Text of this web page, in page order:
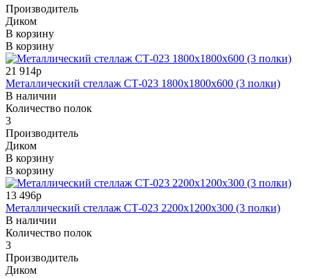
Производитель
Диком
В корзину
В корзину
21 914р
Металлический стеллаж СТ-023 1800x1800x600 (3 полки)
В наличии
Количество полок
3
Производитель
Диком
В корзину
В корзину
13 496р
Металлический стеллаж СТ-023 2200x1200x300 (3 полки)
В наличии
Количество полок
3
Производитель
Диком